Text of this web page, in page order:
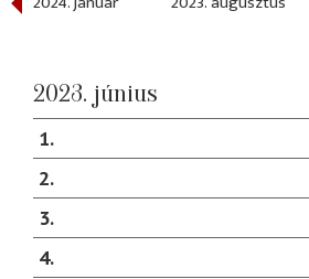
2023. június
1
2
3
4